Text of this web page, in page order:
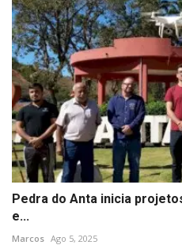
Pedra do Anta inicia
e...
Marcos Ago 5, 2025